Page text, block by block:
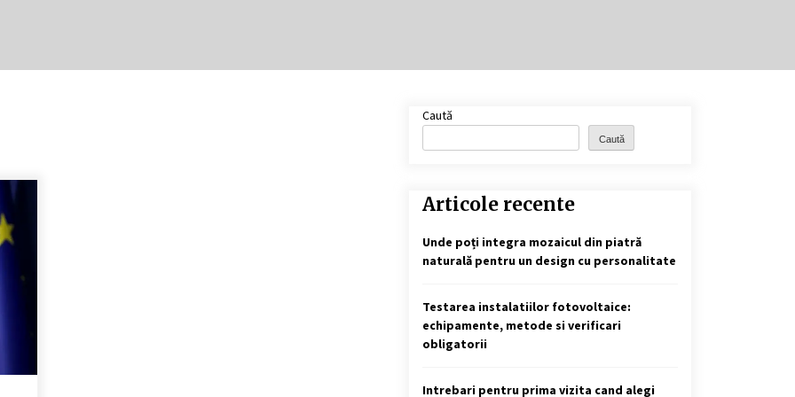
2 ani ago
2 ani ago
Caută
Caută
Articole recente
Unde poți integra mozaicul din piatră
naturală pentru un design cu personalitate
Testarea instalatiilor fotovoltaice:
echipamente, metode si verificari
obligatorii
Intrebari pentru prima vizita cand alegi